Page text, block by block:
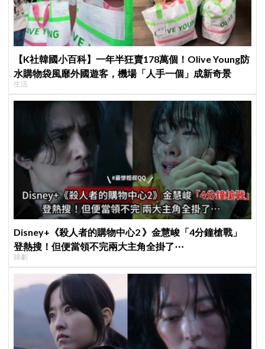
【K社韓國小百科】一年半狂賣178萬個！Olive Young防
水購物袋風靡外國遊客，機場「人手一個」成新奇景
生活
Disney+《殺人者的購物中心2 》金慧峻「4分鐘槍戰」
登熱搜！但便當領不完兩大主角全掛了⋯
韓劇